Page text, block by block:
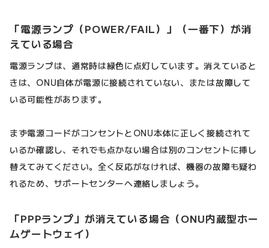
「電源ランプ（POWER/FAIL）」（一番下）が消
えている場合
電源ランプは、通常時は緑色に点灯しています。消えていると
きは、ONU自体が電源に接続されていない、または故障して
いる可能性があります。
まず電源コードがコンセントとONU本体に正しく接続されて
いるか確認し、それでも点かない場合は別のコンセントに挿し
替えてみてください。全く反応がなければ、機器の故障も疑わ
れるため、サポートセンターへ連絡しましょう。
「PPPランプ」が消えている場合（ONU内蔵型ホー
ムゲートウェイ）